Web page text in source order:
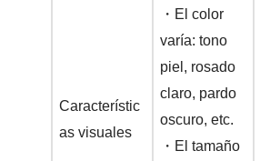
Característic
as visuales
・El color
varía: tono
piel, rosado
claro, pardo
oscuro, etc.
・El tamaño